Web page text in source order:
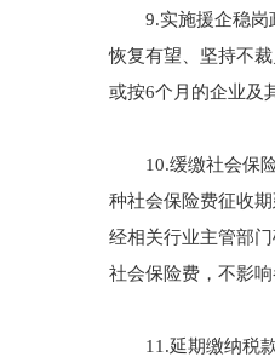
9.实施援企稳岗政
恢复有望、坚持不
或按6个月的企业及
10.缓缴社会保险
种社会保险费征收
经相关行业主管部
社会保险费，不影
11.延期缴纳税款